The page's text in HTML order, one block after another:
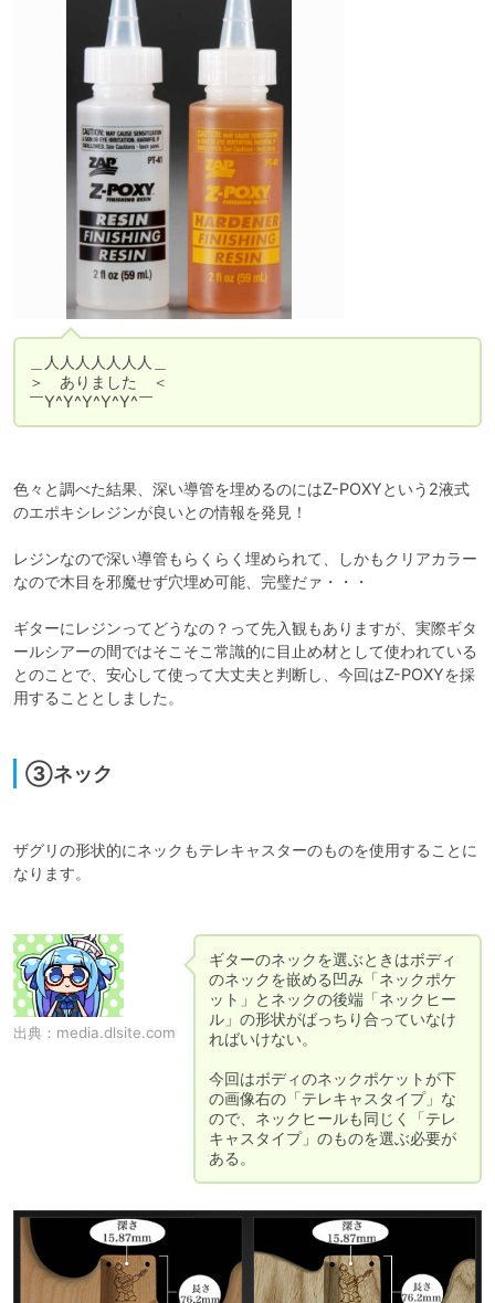
＿人人人人人人人＿
＞　ありました　＜
￣Y^Y^Y^Y^Y^￣
色々と調べた結果、深い導管を埋めるのにはZ-POXYという2液式
のエポキシレジンが良いとの情報を発見！
レジンなので深い導管もらくらく埋められて、しかもクリアカラー
なので木目を邪魔せず穴埋め可能、完璧だァ・・・
ギターにレジンってどうなの？って先入観もありますが、実際ギタ
ールシアーの間ではそこそこ常識的に目止め材として使われている
とのことで、安心して使って大丈夫と判断し、今回はZ-POXYを採
用することとしました。
③ネック
ザグリの形状的にネックもテレキャスターのものを使用することに
なります。
出典： media.dlsite.com
ギターのネックを選ぶときはボディ
のネックを嵌める凹み「ネックポケ
ット」とネックの後端「ネックヒー
ル」の形状がばっちり合っていなけ
ればいけない。
今回はボディのネックポケットが下
の画像右の「テレキャスタイプ」な
ので、ネックヒールも同じく「テレ
キャスタイプ」のものを選ぶ必要が
ある。